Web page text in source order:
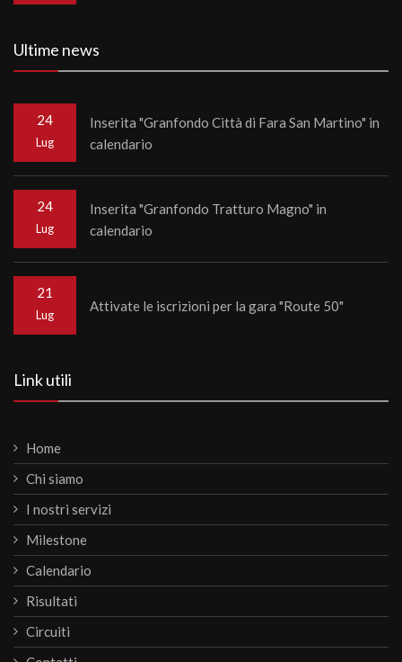
Ultime news
24
Lug
Inserita "Granfondo Città di Fara San Martino" in
calendario
24
Lug
Inserita "Granfondo Tratturo Magno" in
calendario
21
Lug
Attivate le iscrizioni per la gara "Route 50"
Link utili
Home
Chi siamo
I nostri servizi
Milestone
Calendario
Risultati
Circuiti